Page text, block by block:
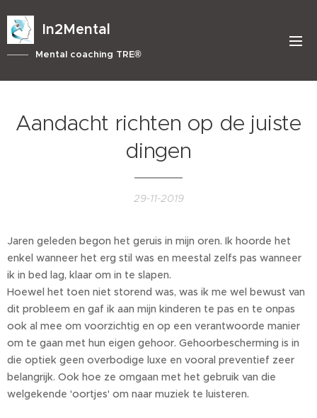
In2Mental
Mental coaching TRE®
Aandacht richten op de juiste
dingen
29-11-2019
Jaren geleden begon het geruis in mijn oren. Ik hoorde het
enkel wanneer het erg stil was en meestal zelfs pas wanneer
ik in bed lag, klaar om in te slapen.
Hoewel het toen niet storend was, was ik me wel bewust van
dit probleem en gaf ik aan mijn kinderen te pas en te onpas
ook al mee om voorzichtig en op een verantwoorde manier
om te gaan met hun eigen gehoor. Gehoorbescherming is in
die optiek geen overbodige luxe en vooral preventief zeer
belangrijk. Ook hoe ze omgaan met het gebruik van die
welgekende 'oortjes' om naar muziek te luisteren.